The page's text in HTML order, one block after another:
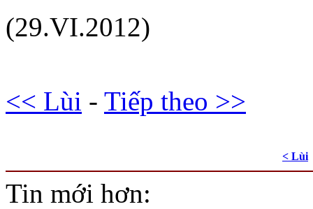
(29.VI.2012)
<< Lùi - Tiếp theo >>
< Lùi
Tin mới hơn: